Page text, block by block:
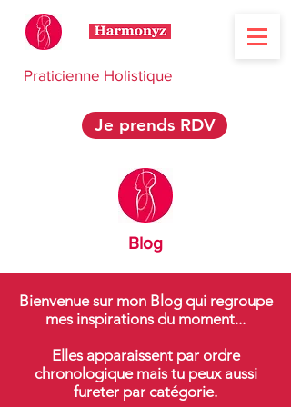
Je prends RDV
Praticienne Holistique
Blog
Bienvenue sur mon Blog qui regroupe
mes inspirations du moment...
Elles apparaissent par ordre
chronologique mais tu peux aussi
fureter par catégorie.